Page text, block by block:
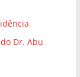
Dr. Abu